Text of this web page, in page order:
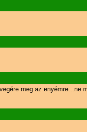
meg az